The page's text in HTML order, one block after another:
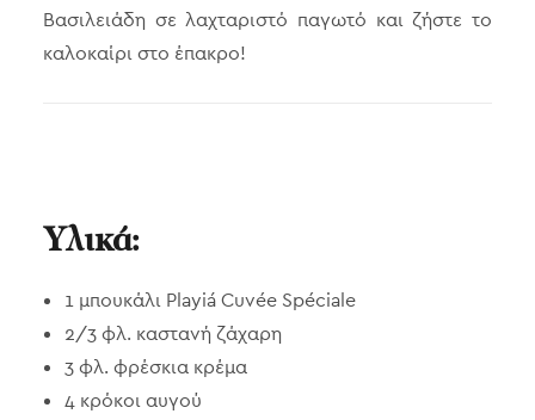
Βασιλειάδη σε λαχταριστό παγωτό και ζήστε το
καλοκαίρι στο έπακρο!
Υλικά:
1 μπουκάλι Playiá Cuvée Spéciale
2/3 φλ. καστανή ζάχαρη
3 φλ. φρέσκια κρέμα
4 κρόκοι αυγού